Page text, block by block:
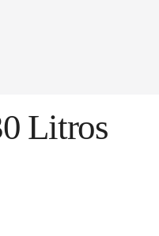
Litros